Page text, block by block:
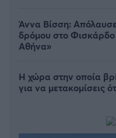
Άννα Βίσση:
δρόμου στο Φισκάρδο
Αθήνα»
Η χώρα στην οποία
για να μετακομίσεις